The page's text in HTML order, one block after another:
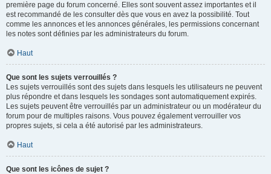
première page du forum concerné. Elles sont souvent assez importantes et il
est recommandé de les consulter dès que vous en avez la possibilité. Tout
comme les annonces et les annonces générales, les permissions concernant
les notes sont définies par les administrateurs du forum.
Haut
Que sont les sujets verrouillés ?
Les sujets verrouillés sont des sujets dans lesquels les utilisateurs ne peuvent
plus répondre et dans lesquels les sondages sont automatiquement expirés.
Les sujets peuvent être verrouillés par un administrateur ou un modérateur du
forum pour de multiples raisons. Vous pouvez également verrouiller vos
propres sujets, si cela a été autorisé par les administrateurs.
Haut
Que sont les icônes de sujet ?